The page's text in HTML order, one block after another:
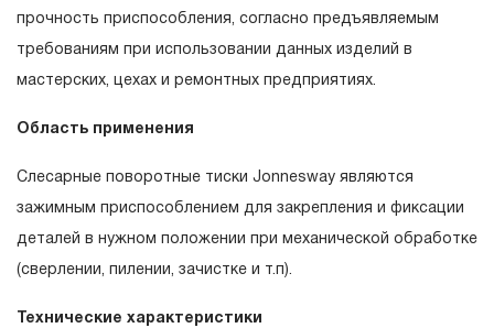
прочность приспособления, согласно предъявляемым
требованиям при использовании данных изделий в
мастерских, цехах и ремонтных предприятиях.
Область применения
Слесарные поворотные тиски Jonnesway являются
зажимным приспособлением для закрепления и фиксации
деталей в нужном положении при механической обработке
(сверлении, пилении, зачистке и т.п).
Технические характеристики
1.1 Понятие «ПОЖИЗНЕННАЯ ГАРАНТИЯ» включает в
эксплуатации изделия, а также замена или ремонт
1.2 «ПОЖИЗНЕННАЯ ГАРАНТИЯ» предоставляется
Гарантийный талон